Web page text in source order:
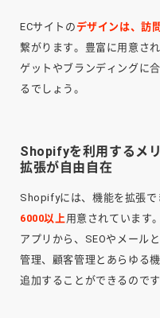
ECサイトの デザインは、訪
繋がります。豊富に用意さ
ゲットやブランディングに
るでしょう。
Shopifyを利用するメ
拡張が自由自在
Shopifyには、機能を拡張で
6000以上用意されています
アプリから、SEOやメール
管理、顧客管理とあらゆる
追加することができるのです